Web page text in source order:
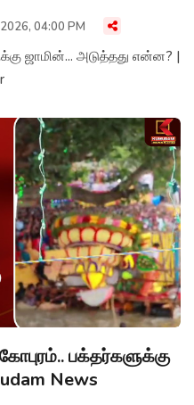
04:00 PM
ஜாமின்... அடுத்தது என்ன? |
பக்தர்களுக்கு
News